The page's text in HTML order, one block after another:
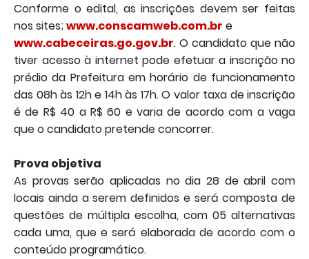
Conforme o edital, as inscrições devem ser feitas
nos sites;www.conscamweb.com.br e
www.cabeceiras.go.gov.br. O candidato que não
tiver acesso à internet pode efetuar a inscrição no
prédio da Prefeitura em horário de funcionamento
das 08h às 12h e 14h às 17h. O valor taxa de inscrição
é de R$ 40 a R$ 60 e varia de acordo com a vaga
que o candidato pretende concorrer.
Prova objetiva
As provas serão aplicadas no dia 28 de abril com
locais ainda a serem definidos e será composta de
questões de múltipla escolha, com 05 alternativas
cada uma, que e será elaborada de acordo com o
conteúdo programático.